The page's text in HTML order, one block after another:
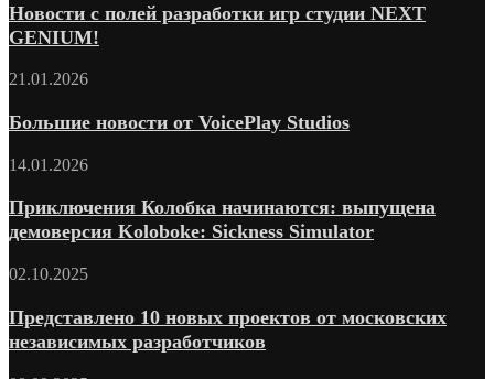
Новости с полей разработки игр студии NEXT
GENIUM!
21.01.2026
Большие новости от VoicePlay Studios
14.01.2026
Приключения Колобка начинаются: выпущена
демоверсия Koloboke: Sickness Simulator
02.10.2025
Представлено 10 новых проектов от московских
независимых разработчиков